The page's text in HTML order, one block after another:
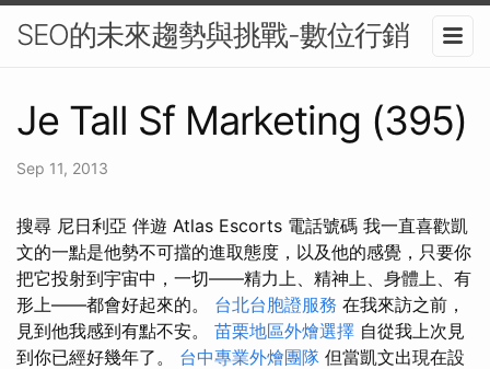
SEO的未來趨勢與挑戰-數位行銷
Je Tall Sf Marketing (395)
Sep 11, 2013
搜尋 尼日利亞 伴遊 Atlas Escorts 電話號碼 我一直喜歡凱
文的一點是他勢不可擋的進取態度，以及他的感覺，只要你
把它投射到宇宙中，一切——精力上、精神上、身體上、有
形上——都會好起來的。 台北台胞證服務 在我來訪之前，
見到他我感到有點不安。 苗栗地區外燴選擇 自從我上次見
到你已經好幾年了。 台中專業外燴團隊 但當凱文出現在設